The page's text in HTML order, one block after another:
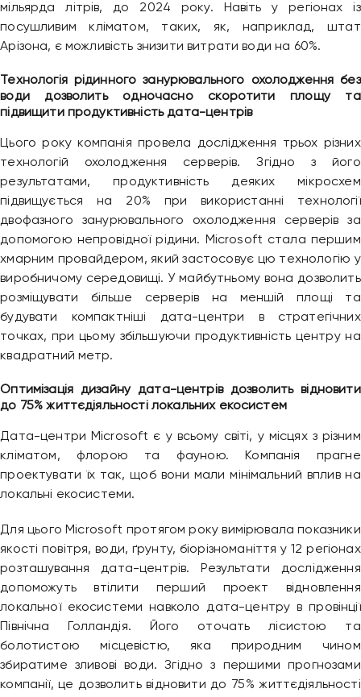
мільярда літрів, до 2024 року. Навіть у регіонах із
посушливим кліматом, таких, як, наприклад, штат
Арізона, є можливість знизити витрати води на 60%.
Технологія рідинного занурювального охолодження без
води дозволить одночасно скоротити площу та
підвищити продуктивність дата-центрів
Цього року компанія провела дослідження трьох різних
технологій охолодження серверів. Згідно з його
результатами, продуктивність деяких мікросхем
підвищується на 20% при використанні технології
двофазного занурювального охолодження серверів за
допомогою непровідної рідини. Microsoft стала першим
хмарним провайдером, який застосовує цю технологію у
виробничому середовищі. У майбутньому вона дозволить
розміщувати більше серверів на меншій площі та
будувати компактніші дата-центри в стратегічних
точках, при цьому збільшуючи продуктивність центру на
квадратний метр.
Оптимізація дизайну дата-центрів дозволить відновити
до 75% життєдіяльності локальних екосистем
Дата-центри Microsoft є у всьому світі, у місцях з різним
кліматом, флорою та фауною. Компанія прагне
проектувати їх так, щоб вони мали мінімальний вплив на
локальні екосистеми.
Для цього Microsoft протягом року вимірювала показники
якості повітря, води, ґрунту, біорізноманіття у 12 регіонах
розташування дата-центрів. Результати дослідження
допоможуть втілити перший проект відновлення
локальної екосистеми навколо дата-центру в провінції
Північна Голландія. Його оточать лісистою та
болотистою місцевістю, яка природним чином
збиратиме зливові води. Згідно з першими прогнозами
компанії, це дозволить відновити до 75% життєдіяльності